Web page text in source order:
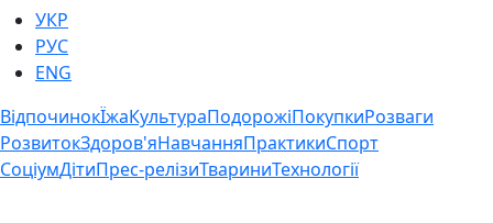
УКР
РУС
ENG
ВідпочинокЇжаКультураПодорожіПокупкиРозваги
РозвитокЗдоров'яНавчанняПрактикиСпорт
СоціумДітиПрес-релізиТвариниТехнології